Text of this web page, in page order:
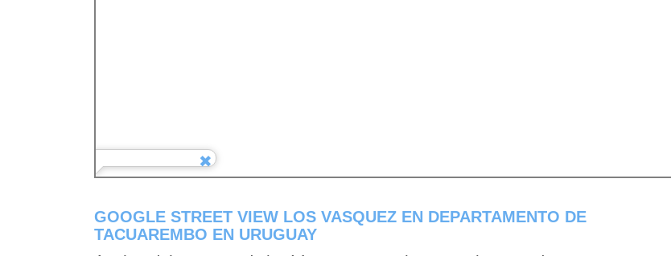
GOOGLE STREET VIEW LOS VASQUEZ EN DEPARTAMENTO DE
TACUAREMBO EN URUGUAY